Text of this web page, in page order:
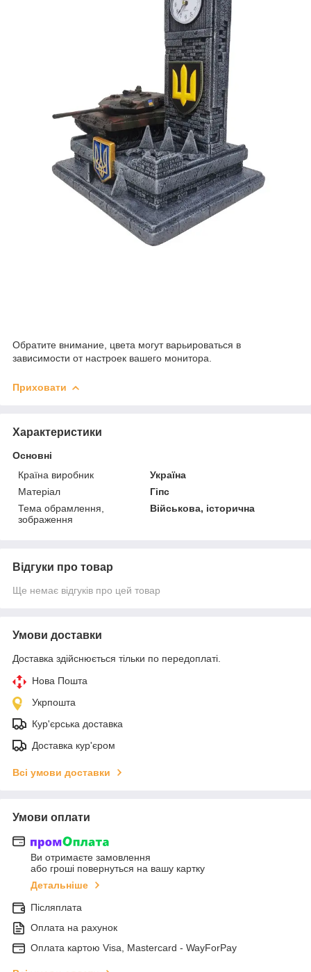
Обратите внимание, цвета могут варьироваться в
зависимости от настроек вашего монитора.
Приховати
Характеристики
Основні
Країна виробник
Україна
Матеріал
Гіпс
Тема обрамлення,
зображення
Військова, історична
Відгуки про товар
Ще немає відгуків про цей товар
Умови доставки
Доставка здійснюється тільки по передоплаті.
Нова Пошта
Укрпошта
Кур'єрська доставка
Доставка кур'єром
Всі умови доставки
Умови оплати
Ви отримаєте замовлення
або гроші повернуться на вашу картку
Детальніше
Післяплата
Оплата на рахунок
Оплата картою Visa, Mastercard - WayForPay